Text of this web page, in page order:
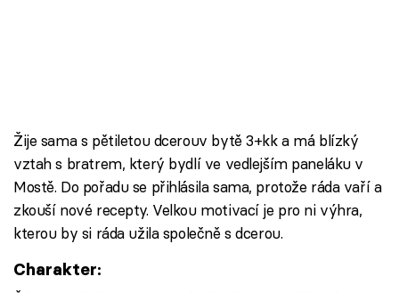
Žije sama s pětiletou dcerouv bytě 3+kk a má blízký
vztah s bratrem, který bydlí ve vedlejším paneláku v
Mostě. Do pořadu se přihlásila sama, protože ráda vaří a
zkouší nové recepty. Velkou motivací je pro ni výhra,
kterou by si ráda užila společně s dcerou.
Charakter: